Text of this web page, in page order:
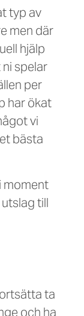
typ av
men där
hjälp
spelar
per
har ökat
vi
bästa
till
ta